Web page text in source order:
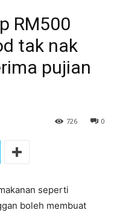
RM500
tak nak
pujian
0
726
seperti
boleh membuat